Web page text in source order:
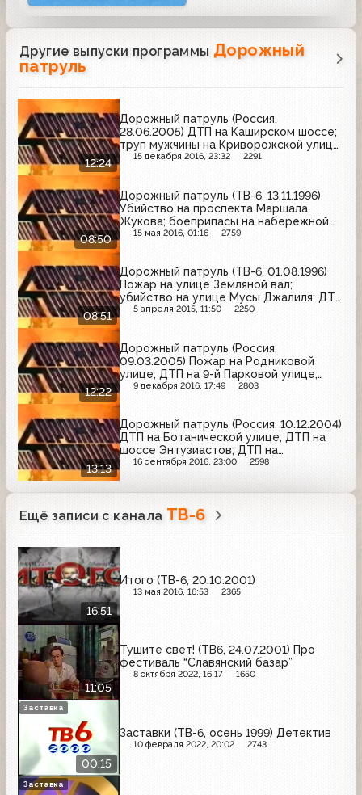
Другие выпуски программы Дорожный
патруль
12:24
Дорожный патруль (Россия,
28.06.2005) ДТП на Каширском шоссе;
труп мужчины на Криворожской улице;
ДТП на Беломорской улице
15 декабря 2016, 23:32 2291
08:50
Дорожный патруль (ТВ-6, 13.11.1996)
Убийство на проспекта Маршала
Жукова; боеприпасы на набережной
Новикова-Прибоя; ДТП на проспекте
15 мая 2016, 01:16 2759
08:51
Дорожный патруль (ТВ-6, 01.08.1996)
Пожар на улице Земляной вал;
убийство на улице Мусы Джалиля; ДТП
на улице Хамовнический вал
5 апреля 2015, 11:50 2250
12:22
Дорожный патруль (Россия,
09.03.2005) Пожар на Родниковой
улице; ДТП на 9-й Парковой улице;
ДТП на Минской улице
9 декабря 2016, 17:49 2803
13:13
Дорожный патруль (Россия, 10.12.2004)
ДТП на Ботанической улице; ДТП на
шоссе Энтузиастов; ДТП на
Свободном проспекте; ДТП на улице
16 сентября 2016, 23:00 2598
Ещё записи с канала ТВ-6
16:51
Итого (ТВ-6, 20.10.2001)
13 мая 2016, 16:53 2365
11:05
Тушите свет! (ТВ6, 24.07.2001) Про
фестиваль “Славянский базар”
8 октября 2022, 16:17 1650
00:15
Заставки (ТВ-6, осень 1999) Детектив
10 февраля 2022, 20:02 2743
Заставка
Заставка